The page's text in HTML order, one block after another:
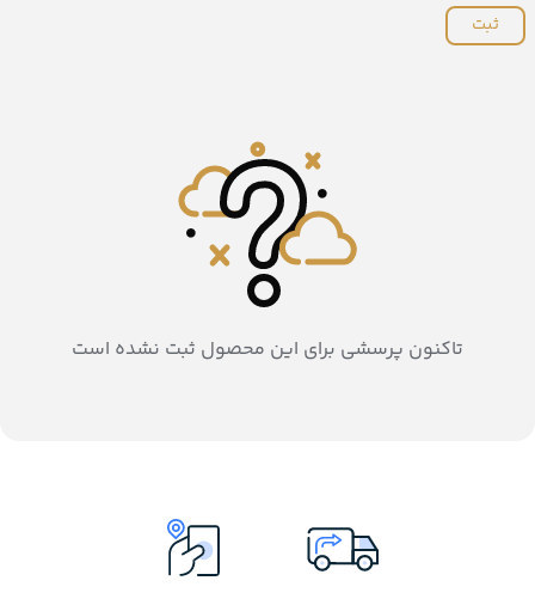
ثبت
تاکنون پرسشی برای این محصول ثبت نشده است